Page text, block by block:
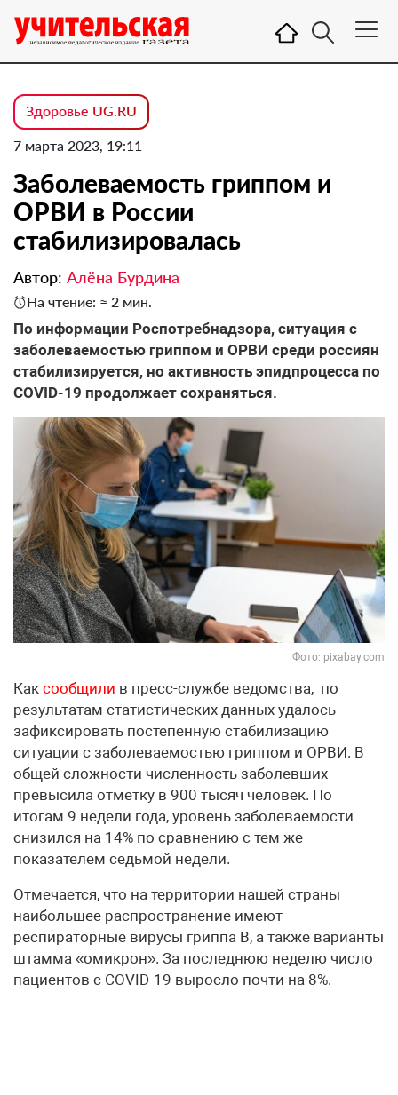
Здоровье UG.RU
7 марта 2023, 19:11
Заболеваемость гриппом и
ОРВИ в России
стабилизировалась
Автор: Алёна Бурдина
На чтение: ≈ 2 мин.
По информации Роспотребнадзора, ситуация с
заболеваемостью гриппом и ОРВИ среди россиян
стабилизируется, но активность эпидпроцесса по
COVID-19 продолжает сохраняться.
Фото: pixabay.com
Как сообщили в пресс-службе ведомства, по
результатам статистических данных удалось
зафиксировать постепенную стабилизацию
ситуации с заболеваемостью гриппом и ОРВИ. В
общей сложности численность заболевших
превысила отметку в 900 тысяч человек. По
итогам 9 недели года, уровень заболеваемости
снизился на 14% по сравнению с тем же
показателем седьмой недели.
Отмечается, что на территории нашей страны
наибольшее распространение имеют
респираторные вирусы гриппа В, а также варианты
штамма «омикрон». За последнюю неделю число
пациентов с COVID-19 выросло почти на 8%.